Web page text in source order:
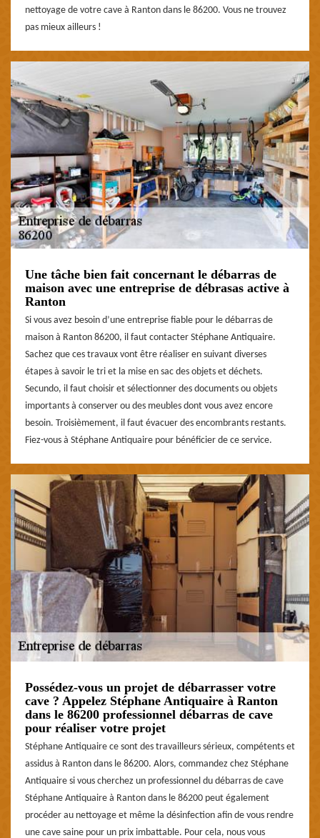
nettoyage de votre cave à Ranton dans le 86200. Vous ne trouvez
pas mieux ailleurs !
Une tâche bien fait concernant le débarras de
maison avec une entreprise de débrasas active à
Ranton
Si vous avez besoin d’une entreprise fiable pour le débarras de
maison à Ranton 86200, il faut contacter Stéphane Antiquaire.
Sachez que ces travaux vont être réaliser en suivant diverses
étapes à savoir le tri et la mise en sac des objets et déchets.
Secundo, il faut choisir et sélectionner des documents ou objets
importants à conserver ou des meubles dont vous avez encore
besoin. Troisièmement, il faut évacuer des encombrants restants.
Fiez-vous à Stéphane Antiquaire pour bénéficier de ce service.
Possédez-vous un projet de débarrasser votre
cave ? Appelez Stéphane Antiquaire à Ranton
dans le 86200 professionnel débarras de cave
pour réaliser votre projet
Stéphane Antiquaire ce sont des travailleurs sérieux, compétents et
assidus à Ranton dans le 86200. Alors, commandez chez Stéphane
Antiquaire si vous cherchez un professionnel du débarras de cave
Stéphane Antiquaire à Ranton dans le 86200 peut également
procéder au nettoyage et même la désinfection afin de vous rendre
une cave saine pour un prix imbattable. Pour cela, nous vous